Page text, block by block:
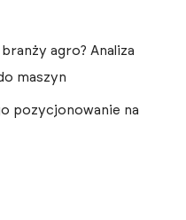
agro? Analiza
maszyn
pozycjonowanie na